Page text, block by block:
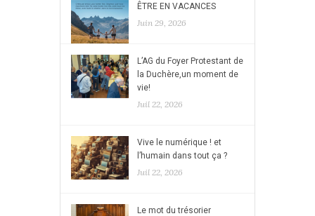
ÊTRE EN VACANCES
Juin 29, 2026
L’AG du Foyer Protestant de
la Duchère,un moment de
vie!
Juil 22, 2026
Vive le numérique ! et
l’humain dans tout ça ?
Juil 22, 2026
Le mot du trésorier